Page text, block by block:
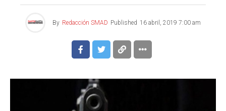
By Redacción SMAD Published 16 abril, 2019 7:00 am